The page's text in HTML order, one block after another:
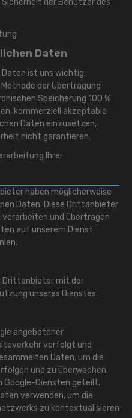
der Benutzer des
Daten
Daten ist uns wichtig.
der Übertragung
Speicherung 100 %
kommerziell akzeptable
Daten einzusetzen,
nicht garantieren.
Ihrer
haben möglicherweise
Daten. Diese Drittanbieter
verarbeiten und übertragen
auf unserem Dienst
Drittanbieter mit der
unseres Dienstes.
angebotener
verfolgt und
Daten, um die
und zu überwachen.
Google-Diensten geteilt.
verwenden, um die
zu kontextualisieren